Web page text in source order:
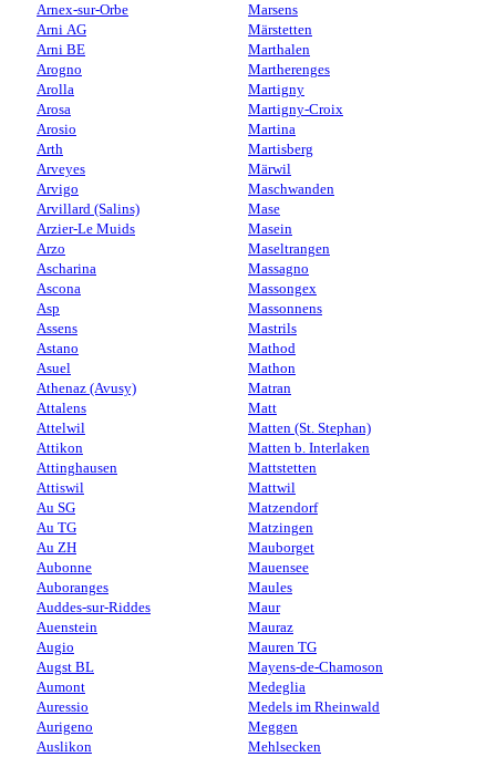
Arnex-sur-Orbe
Arni AG
Arni BE
Arogno
Arolla
Arosa
Arosio
Arth
Arveyes
Arvigo
Arvillard (Salins)
Arzier-Le Muids
Arzo
Ascharina
Ascona
Asp
Assens
Astano
Asuel
Athenaz (Avusy)
Attalens
Attelwil
Attikon
Attinghausen
Attiswil
Au SG
Au TG
Au ZH
Aubonne
Auboranges
Auddes-sur-Riddes
Auenstein
Augio
Augst BL
Aumont
Auressio
Aurigeno
Auslikon
Marsens
Märstetten
Marthalen
Martherenges
Martigny
Martigny-Croix
Martina
Martisberg
Märwil
Maschwanden
Mase
Masein
Maseltrangen
Massagno
Massongex
Massonnens
Mastrils
Mathod
Mathon
Matran
Matt
Matten (St. Stephan)
Matten b. Interlaken
Mattstetten
Mattwil
Matzendorf
Matzingen
Mauborget
Mauensee
Maules
Maur
Mauraz
Mauren TG
Mayens-de-Chamoson
Medeglia
Medels im Rheinwald
Meggen
Mehlsecken